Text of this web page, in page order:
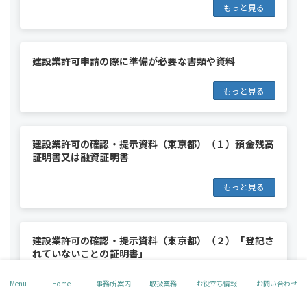
もっと見る
建設業許可申請の際に準備が必要な書類や資料
もっと見る
建設業許可の確認・提示資料（東京都）（１）預金残高
証明書又は融資証明書
もっと見る
建設業許可の確認・提示資料（東京都）（２）「登記さ
れていないことの証明書」
もっと見る
Menu Home 事務所案内 取扱業務 お役立ち情報 お問い合わせ